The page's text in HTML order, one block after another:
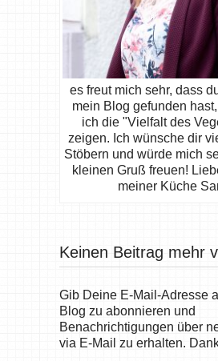
es freut mich sehr, dass
mein Blog gefunden
ich die "Vielfalt des
zeigen. Ich wünsche dir
Stöbern und würde mich
kleinen Gruß freuen!
meiner Küche
Keinen Beitrag mehr
Gib Deine E-Mail-Adresse
Blog zu abonnieren und
Benachrichtigungen über
via E-Mail zu erhalten.